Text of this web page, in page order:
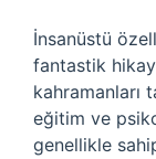
İnsanüstü
fantastik
kahramanları
eğitim ve
genellikle